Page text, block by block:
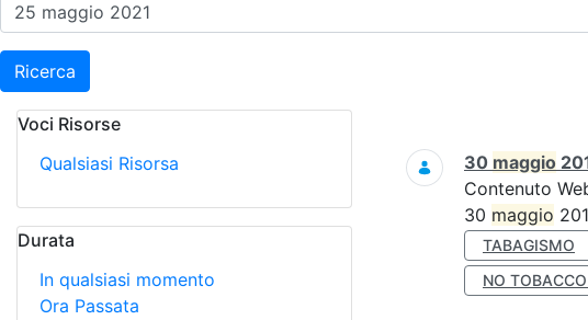
Ricerca
Voci Risorse
Qualsiasi Risorsa
Durata
In qualsiasi momento
Ora Passata
Ricerca
30 maggio
Contenuto
30 maggio
TABAGISMO
NO